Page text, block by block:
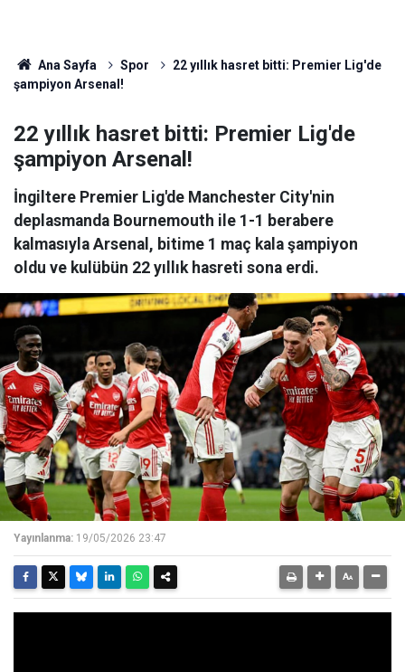
Ana Sayfa Spor
22 yıllık hasret bitti: Premier Lig'de
şampiyon Arsenal!
22 yıllık hasret bitti: Premier Lig'de
şampiyon Arsenal!
İngiltere Premier Lig'de Manchester City'nin
deplasmanda Bournemouth ile 1-1 berabere
kalmasıyla Arsenal, bitime 1 maç kala şampiyon
oldu ve kulübün 22 yıllık hasreti sona erdi.
Yayınlanma: 19/05/2026 23:47